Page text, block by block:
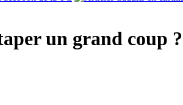
un grand coup ?